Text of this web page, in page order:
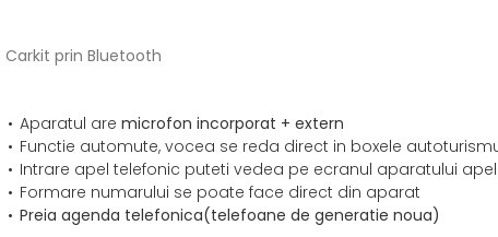
Carkit prin Bluetooth
Aparatul are microfon incorporat + extern
Functie automute, vocea se reda direct in boxele
Intrare apel telefonic puteti vedea pe ecranul aparatului
Formare numarului se poate face direct din aparat
Preia agenda telefonica(telefoane de generatie noua)